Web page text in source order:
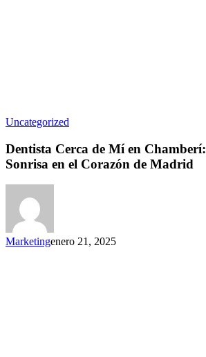
Uncategorized
Dentista Cerca de Mí en
Sonrisa en el Corazón de Madrid
Marketingenero 21, 2025